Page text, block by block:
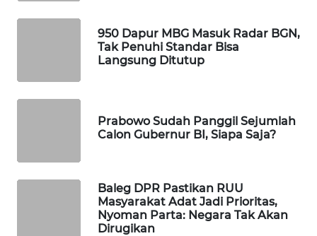
950 Dapur MBG Masuk Radar BGN,
Tak Penuhi Standar Bisa
Langsung Ditutup
Prabowo Sudah Panggil Sejumlah
Calon Gubernur BI, Siapa Saja?
Baleg DPR Pastikan RUU
Masyarakat Adat Jadi Prioritas,
Nyoman Parta: Negara Tak Akan
Dirugikan
WAHANA
WISATA